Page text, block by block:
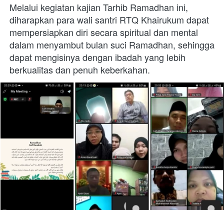
Melalui kegiatan kajian Tarhib Ramadhan ini,
diharapkan para wali santri RTQ Khairukum dapat
mempersiapkan diri secara spiritual dan mental
dalam menyambut bulan suci Ramadhan, sehingga
dapat mengisinya dengan ibadah yang lebih
berkualitas dan penuh keberkahan.